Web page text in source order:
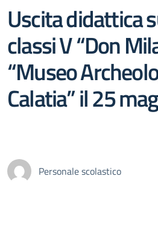
Uscita didattica
classi V “Don
“Museo
Calatia” il 25
Personale scolastico